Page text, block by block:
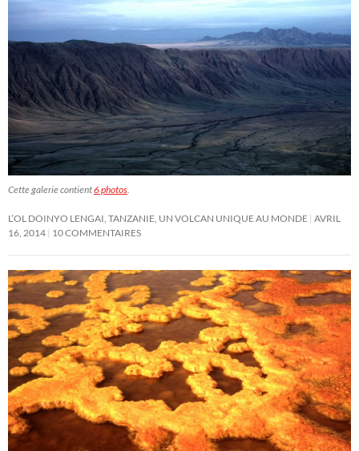
Cette galerie contient6 photos
L’OL DOINYO LENGAI, TANZANIE, UN VOLCAN UNIQUE AU MONDE AVRIL
16, 2014 10 COMMENTAIRES